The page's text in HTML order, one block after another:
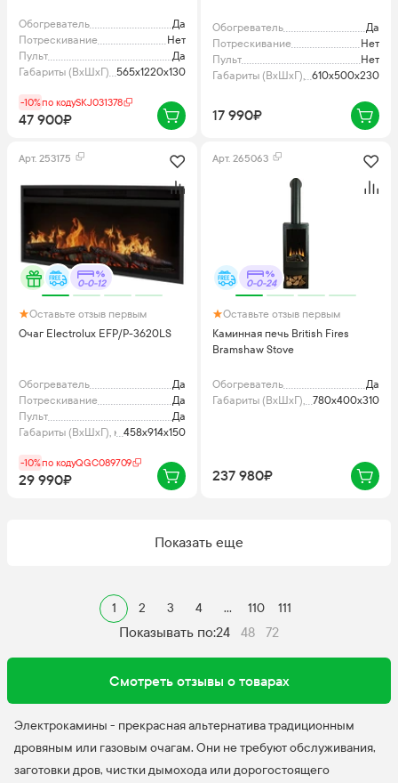
Обогреватель
Да
Потрескивание
Нет
Пульт
Да
Габариты (ВхШхГ), мм565х1220х130
-10%по кодуSKJ031378
47 900₽
Обогреватель
Да
Потрескивание
Нет
Пульт
Нет
Габариты (ВхШхГ), мм610x500x230
17 990₽
Арт. 253175
0-0-12
Оставьте отзыв первым
Очаг Electrolux EFP/P-3620LS
Обогреватель
Да
Потрескивание
Да
Пульт
Да
Габариты (ВхШхГ), мм458x914x150
-10%по кодуQGC089709
29 990₽
Арт. 265063
0-0-24
Оставьте отзыв первым
Каминная печь British Fires
Bramshaw Stove
Обогреватель
Да
Габариты (ВхШхГ), мм780x400x310
237 980₽
Показать еще
1 2 3 4 ... 110 111
Показывать по:24 48 72
Смотреть отзывы о товарах
Электрокамины - прекрасная альтернатива традиционным
дровяным или газовым очагам. Они не требуют обслуживания,
заготовки дров, чистки дымохода или дорогостоящего